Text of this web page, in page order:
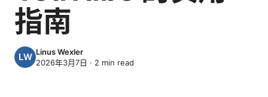
指南
Linus Wexler
2026年3月7日 · 2 min read